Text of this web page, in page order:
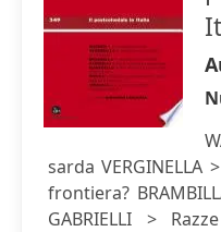
sarda
frontiera?
GABRIELLI >